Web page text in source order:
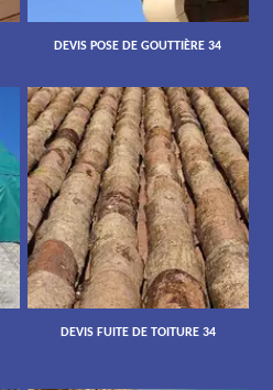
DEVIS POSE DE GOUTTIÈRE 34
DEVIS FUITE DE TOITURE 34